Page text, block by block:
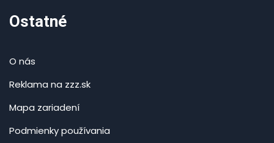
Ostatné
O nás
Reklama na zzz.sk
Mapa zariadení
Podmienky používania